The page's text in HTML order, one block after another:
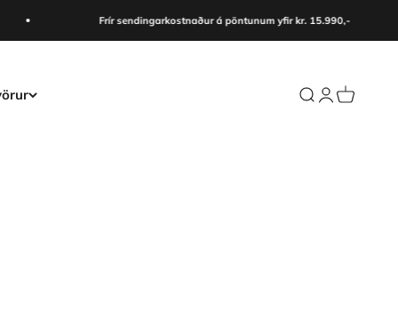
Frír sendingarkostnaður á pöntunum yfir kr. 15.990,-
SearchLogin
Cart